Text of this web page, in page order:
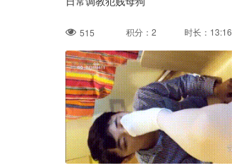
515 积分：2 时长：13:16